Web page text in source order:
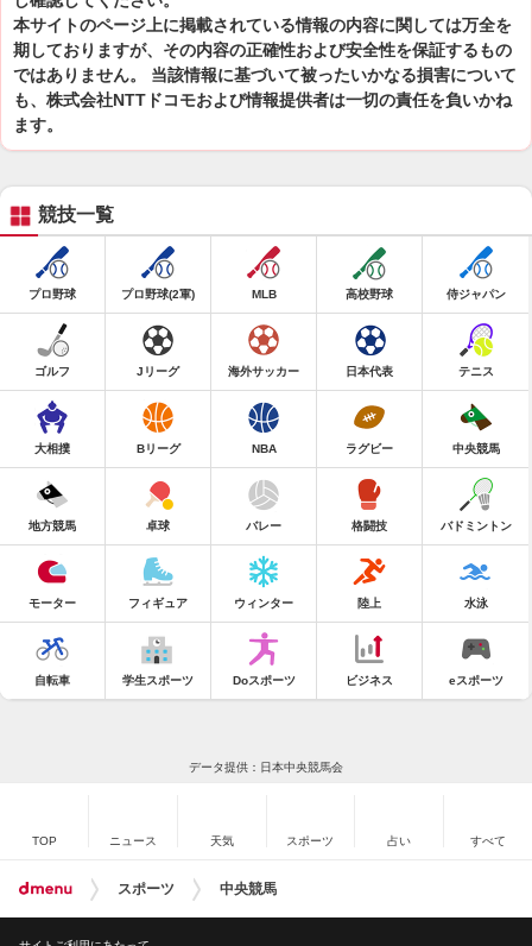
本サイトのページ上に掲載されている情報の内容に関しては万全を
期しておりますが、その内容の正確性および安全性を保証するもの
ではありません。 当該情報に基づいて被ったいかなる損害について
も、株式会社NTTドコモおよび情報提供者は一切の責任を負いかね
ます。
競技一覧
プロ野球 プロ野球(2軍) MLB 高校野球 侍ジャパン
ゴルフ Jリーグ 海外サッカー 日本代表 テニス
大相撲 Bリーグ NBA ラグビー 中央競馬
地方競馬 卓球 バレー 格闘技 バドミントン
モーター フィギュア ウィンター 陸上 水泳
自転車 学生スポーツ Doスポーツ ビジネス eスポーツ
データ提供：日本中央競馬会
TOP ニュース 天気 スポーツ 占い すべて
スポーツ 中央競馬